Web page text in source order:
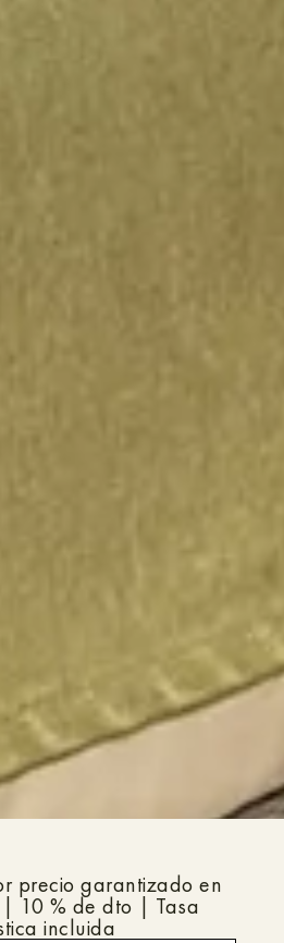
precio garantizado en
10 % de dto | Tasa
incluida